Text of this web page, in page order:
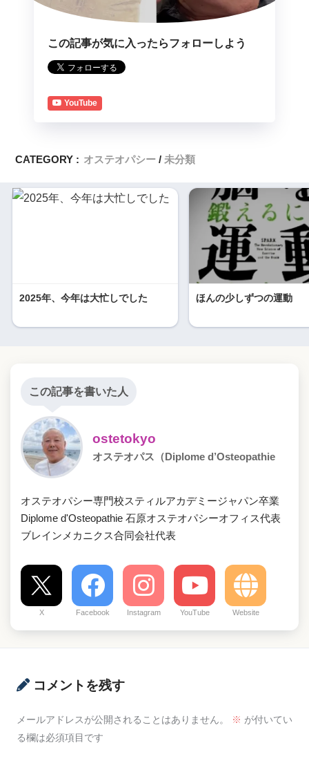
この記事が気に入ったらフォローしよう
YouTube
CATEGORY : オステオパシー 未分類
2025年、今年は大忙しでした ほんの少しずつの運動
この記事を書いた人
ostetokyo
オステオパス（Diplome d’Osteopathie
オステオパシー専門校スティルアカデミージャパン卒業
Diplome d'Osteopathie 石原オステオパシーオフィス代表
ブレインメカニクス合同会社代表
X Facebook Instagram YouTube Website
コメントを残す
メールアドレスが公開されることはありません。 ※ が付いてい
る欄は必須項目です